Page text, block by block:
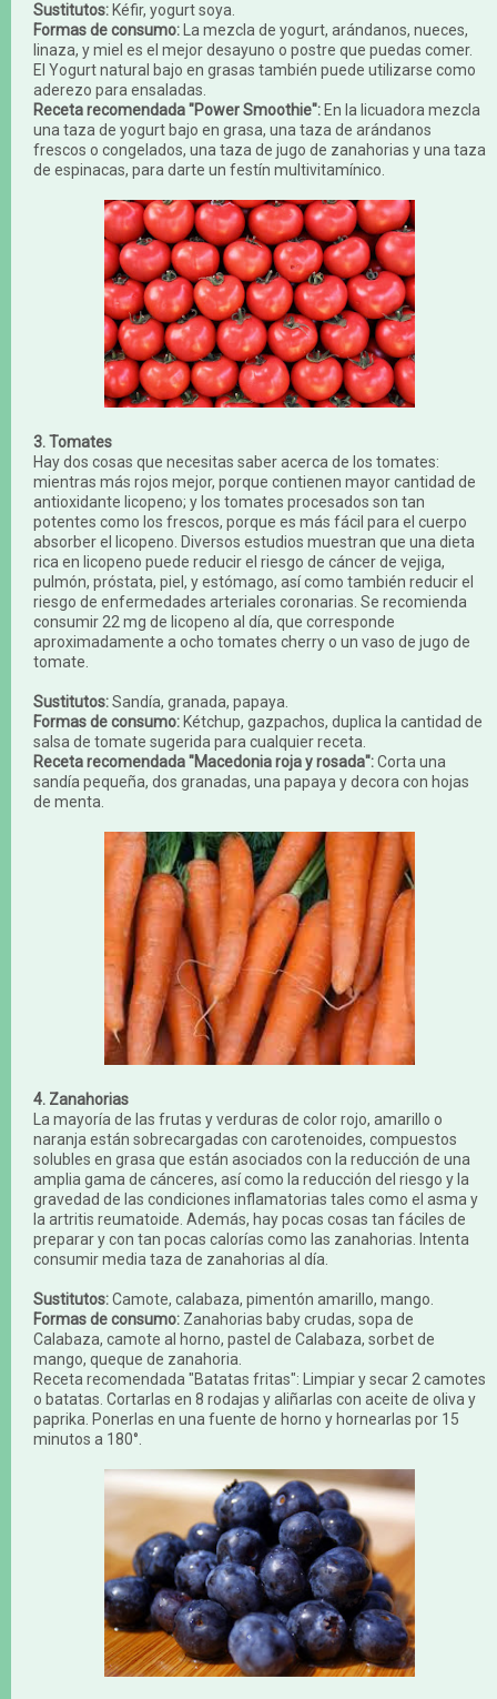
Sustitutos: Kéfir, yogurt soya.
Formas de consumo: La mezcla de yogurt, arándanos, nueces,
linaza, y miel es el mejor desayuno o postre que puedas comer.
El Yogurt natural bajo en grasas también puede utilizarse como
aderezo para ensaladas.
Receta recomendada "Power Smoothie": En la licuadora mezcla
una taza de yogurt bajo en grasa, una taza de arándanos
frescos o congelados, una taza de jugo de zanahorias y una taza
de espinacas, para darte un festín multivitamínico.
3. Tomates
Hay dos cosas que necesitas saber acerca de los tomates:
mientras más rojos mejor, porque contienen mayor cantidad de
antioxidante licopeno; y los tomates procesados ​​son tan
potentes como los frescos, porque es más fácil para el cuerpo
absorber el licopeno. Diversos estudios muestran que una dieta
rica en licopeno puede reducir el riesgo de cáncer de vejiga,
pulmón, próstata, piel, y estómago, así como también reducir el
riesgo de enfermedades arteriales coronarias. Se recomienda
consumir 22 mg de licopeno al día, que corresponde
aproximadamente a ocho tomates cherry o un vaso de jugo de
tomate.
Sustitutos:Sandía, granada, papaya.
Formas de consumo: Kétchup, gazpachos, duplica la cantidad de
salsa de tomate sugerida para cualquier receta.
Receta recomendada "Macedonia roja y rosada":Corta una
sandía pequeña, dos granadas, una papaya y decora con hojas
de menta.
4. Zanahorias
La mayoría de las frutas y verduras de color rojo, amarillo o
naranja están sobrecargadas con carotenoides, compuestos
solubles en grasa que están asociados con la reducción de una
amplia gama de cánceres, así como la reducción del riesgo y la
gravedad de las condiciones inflamatorias tales como el asma y
la artritis reumatoide. Además, hay pocas cosas tan fáciles de
preparar y con tan pocas calorías como las zanahorias. Intenta
consumir media taza de zanahorias al día.
Sustitutos:Camote, calabaza, pimentón amarillo, mango.
Formas de consumo: Zanahorias baby crudas, sopa de
Calabaza, camote al horno, pastel de Calabaza, sorbet de
mango, queque de zanahoria.
Receta recomendada "Batatas fritas": Limpiar y secar 2 camotes
o batatas. Cortarlas en 8 rodajas y aliñarlas con aceite de oliva y
paprika. Ponerlas en una fuente de horno y hornearlas por 15
minutos a 180°.